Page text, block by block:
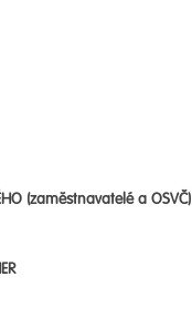
(zaměstnavatelé a OSVČ)